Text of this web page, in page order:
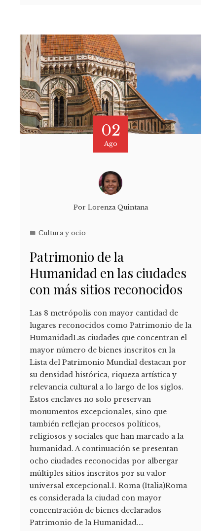
02
Ago
Por Lorenza Quintana
Cultura y ocio
Patrimonio de la
Humanidad en las ciudades
con más sitios reconocidos
Las 8 metrópolis con mayor cantidad de
lugares reconocidos como Patrimonio de la
HumanidadLas ciudades que concentran el
mayor número de bienes inscritos en la
Lista del Patrimonio Mundial destacan por
su densidad histórica, riqueza artística y
relevancia cultural a lo largo de los siglos.
Estos enclaves no solo preservan
monumentos excepcionales, sino que
también reflejan procesos políticos,
religiosos y sociales que han marcado a la
humanidad. A continuación se presentan
ocho ciudades reconocidas por albergar
múltiples sitios inscritos por su valor
universal excepcional.1. Roma (Italia)Roma
es considerada la ciudad con mayor
concentración de bienes declarados
Patrimonio de la Humanidad.…